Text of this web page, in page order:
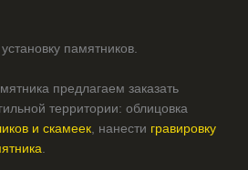
памятников.
предлагаем заказать
территории: облицовка
и скамеек, нанести гравировку
.